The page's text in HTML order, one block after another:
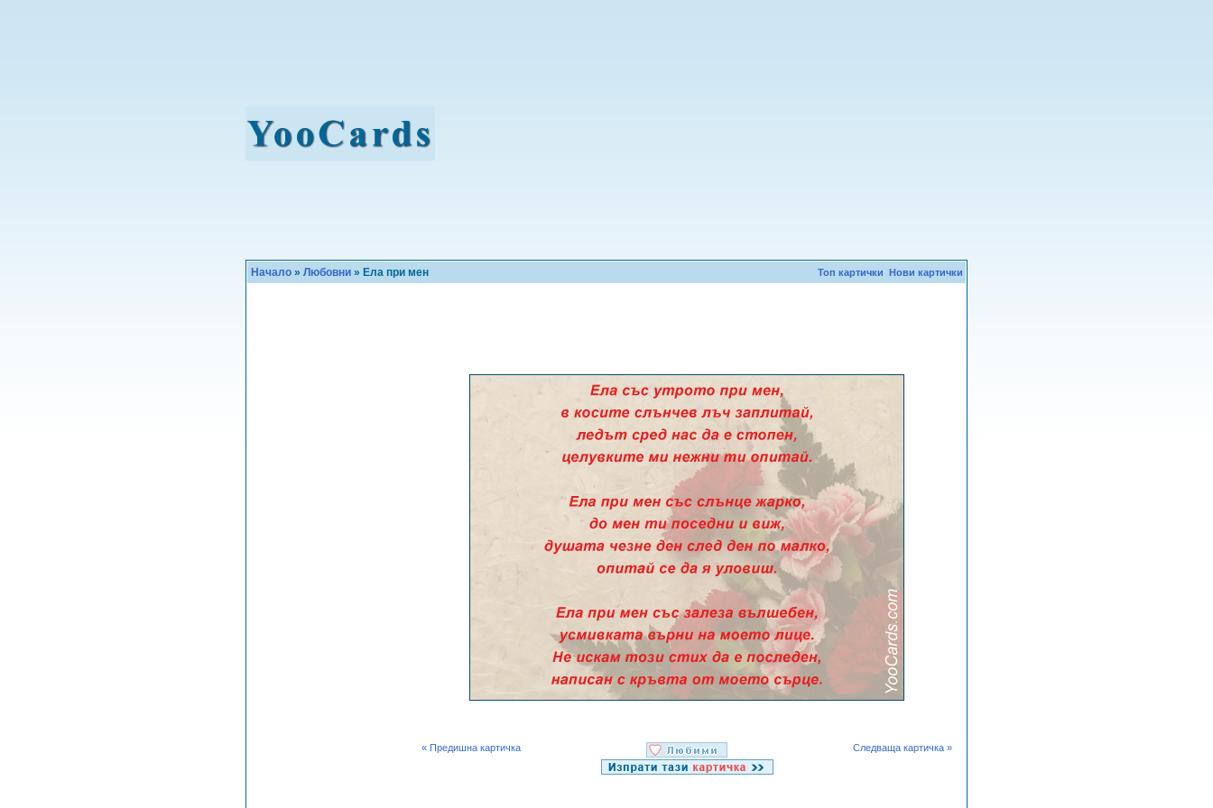
Начало » Любовни » Ела при мен Топ картички Нови картички
« Предишна картичка Следваща картичка »